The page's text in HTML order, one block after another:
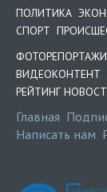
ПОЛИТИКА
СПОРТ
ФОТОРЕПОРТАЖИ
ВИДЕОКОНТЕНТ
РЕЙТИНГ
Главная
Написать нам